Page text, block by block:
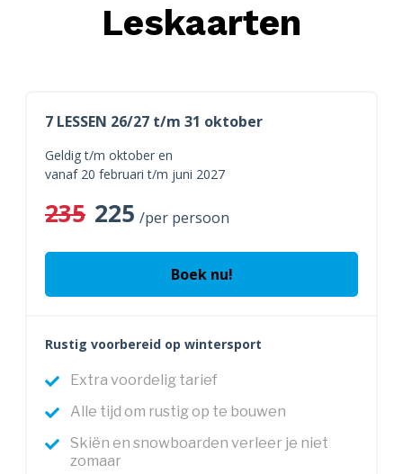
Leskaarten
7 LESSEN 26/27 t/m 31 oktober
Geldig t/m oktober en
vanaf 20 februari t/m juni 2027
235 225 /per persoon
Boek nu!
Rustig voorbereid op wintersport
Extra voordelig tarief
Alle tijd om rustig op te bouwen
Skiën en snowboarden verleer je niet
zomaar